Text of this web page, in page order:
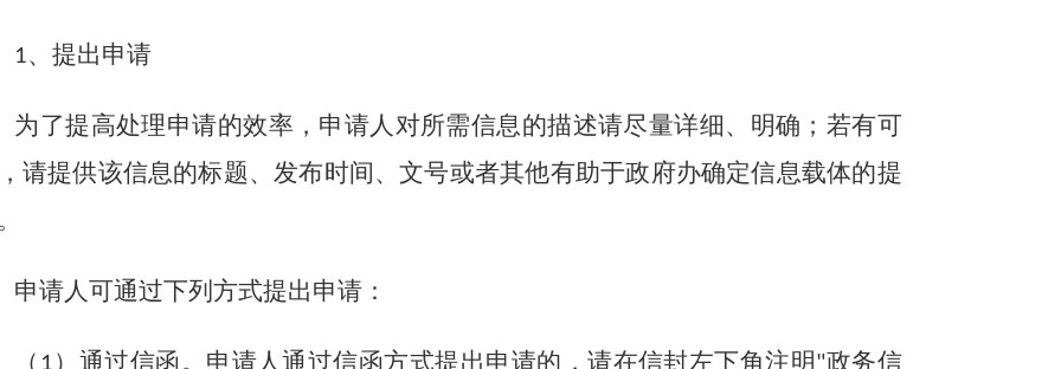
1、提出申请
为了提高处理申请的效率，申请人对所需信息的描述请尽量详细、明确；若有可
请提供该信息的标题、发布时间、文号或者其他有助于政府办确定信息载体的提
申请人可通过下列方式提出申请：
（ ）通过信函。申请人通过信函方式提出申请的，请在信封左下角注明 政务信